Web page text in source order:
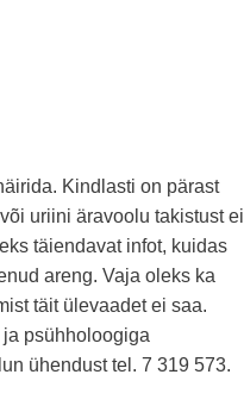
Kindlasti on pärast
uriini äravoolu takistust ei
täiendavat infot, kuidas
areng. Vaja oleks ka
täit ülevaadet ei saa.
psühholoogiga
ühendust tel. 7 319 573.